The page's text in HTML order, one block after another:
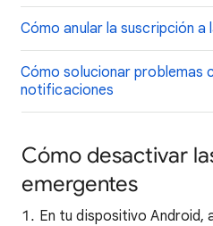
Cómo anular la suscripción
Cómo solucionar problemas
notificaciones
Cómo desactivar
emergentes
En tu dispositivo Android,